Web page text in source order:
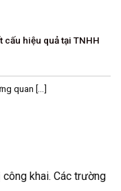
cấu hiệu quả tại TNHH
quan [...]
khai. Các trường